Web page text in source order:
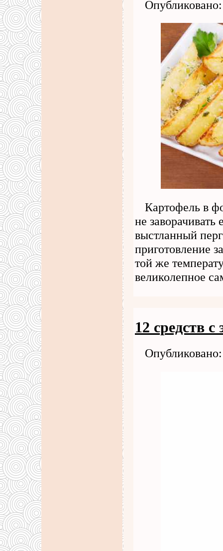
Картофель в
не
выстланный
приготовление
той же
великолепное
12 средств